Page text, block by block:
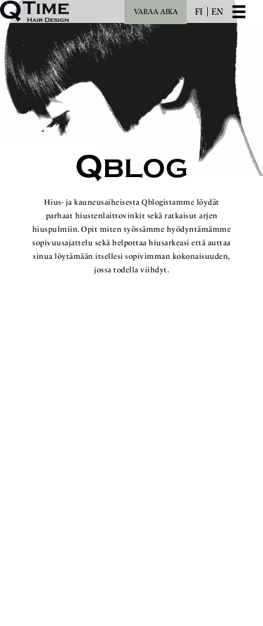
VARAA AIKA FI EN
QBLOG
Hius- ja kauneusaiheisesta Qblogistamme löydät
parhaat hiustenlaittovinkit sekä ratkaisut arjen
hiuspulmiin. Opit miten työssämme hyödyntämämme
sopivuusajattelu sekä helpottaa hiusarkeasi että auttaa
sinua löytämään itsellesi sopivimman kokonaisuuden,
jossa todella viihdyt.